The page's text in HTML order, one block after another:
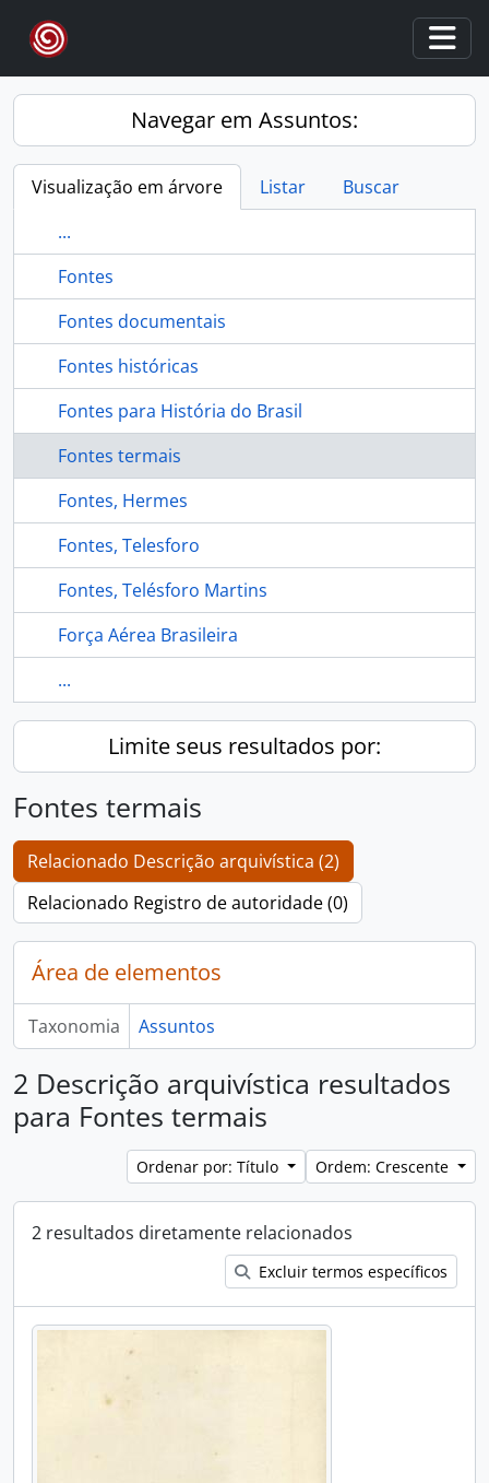
Skip to main content
Navegar em Assuntos:
Visualização em árvore Listar
Buscar
...
Fontes
Fontes documentais
Fontes históricas
Fontes para História do Brasil
Fontes termais
Fontes, Hermes
Fontes, Telesforo
Fontes, Telésforo Martins
Força Aérea Brasileira
...
Limite seus resultados por:
Fontes termais
Relacionado Descrição arquivística (2)
Relacionado Registro de autoridade (0)
Área de elementos
Taxonomia Assuntos
2 Descrição arquivística resultados
para Fontes termais
Ordenar por: Título Ordem: Crescente
2 resultados diretamente relacionados
Excluir termos específicos